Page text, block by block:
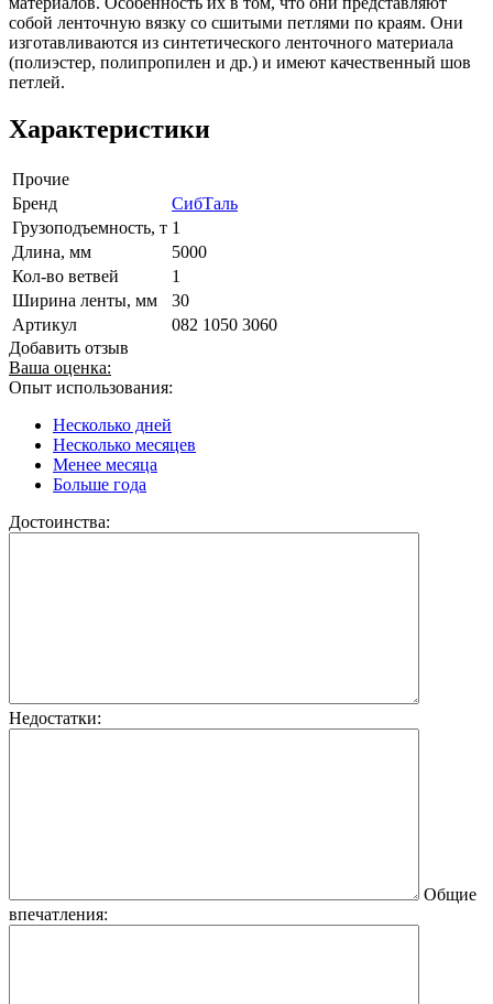
собой ленточную вязку со сшитыми петлями по краям. Они
изготавливаются из синтетического ленточного материала
(полиэстер, полипропилен и др.) и имеют качественный шов
петлей.
Характеристики
Прочие
Бренд
СибТаль
Грузоподъемность, т 1
Длина, мм
5000
Кол-во ветвей
1
Ширина ленты, мм
30
Артикул
082 1050 3060
Добавить отзыв
Ваша оценка:
Опыт использования:
Несколько дней
Несколько месяцев
Менее месяца
Больше года
Достоинства:
Недостатки:
Общие
впечатления: